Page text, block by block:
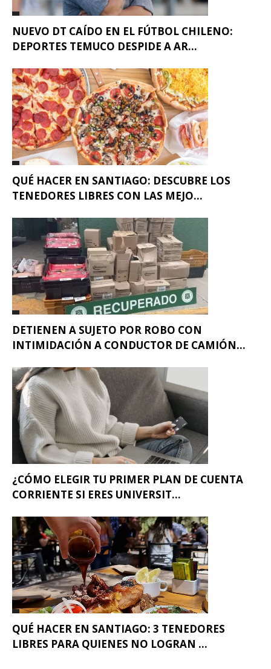
NUEVO DT CAÍDO EN EL FÚTBOL CHILENO:
DEPORTES TEMUCO DESPIDE A AR...
QUÉ HACER EN SANTIAGO: DESCUBRE LOS
TENEDORES LIBRES CON LAS MEJO...
DETIENEN A SUJETO POR ROBO CON
INTIMIDACIÓN A CONDUCTOR DE CAMIÓN...
¿CÓMO ELEGIR TU PRIMER PLAN DE CUENTA
CORRIENTE SI ERES UNIVERSIT...
QUÉ HACER EN SANTIAGO: 3 TENEDORES
LIBRES PARA QUIENES NO LOGRAN ...